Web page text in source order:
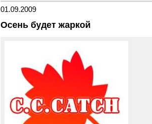
01.09.2009
Осень будет жаркой